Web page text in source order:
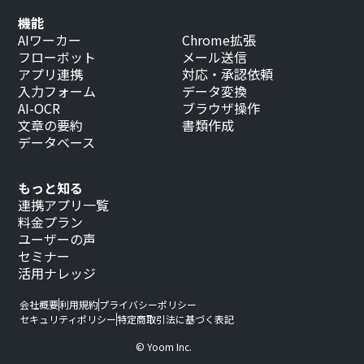
もっと知る
連携アプリ一覧
料金プラン
ユーザーの声
セミナー
活用ナレッジ
機能
AIワーカー
フローボット
アプリ連携
入力フォーム
AI-OCR
文章の要約
データベース
Chrome拡張
メール送信
対応・承認依頼
データ変換
ブラウザ操作
書類作成
会社概要利用規約プライバシーポリシー
セキュリティポリシー特定商取引法に基づく表記
© Yoom Inc.